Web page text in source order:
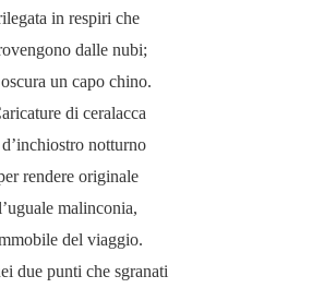
in respiri che
dalle nubi;
un capo chino.
di ceralacca
notturno
rendere originale
malinconia,
del viaggio.
due punti che sgranati